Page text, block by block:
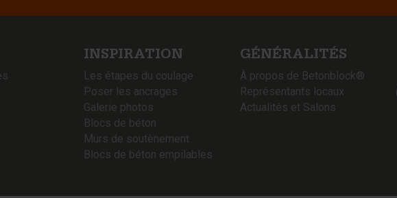
INSPIRATION
Les étapes du coulage
Poser les ancrages
Galerie photos
Blocs de béton
Murs de soutènement
Blocs de béton empilables
GÉNÉRALITÉS
À propos de Betonblock®
Représentants locaux
Actualités et Salons